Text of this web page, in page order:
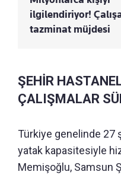
ilgilendiriyor!
tazminat müjdesi
ŞEHİR
ÇALIŞMALAR
Türkiye genelinde 27
yatak kapasitesiyle
Memişoğlu, Samsun